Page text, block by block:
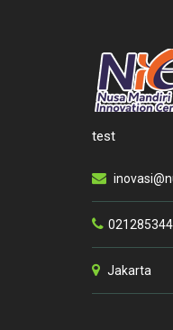
test
Jakarta